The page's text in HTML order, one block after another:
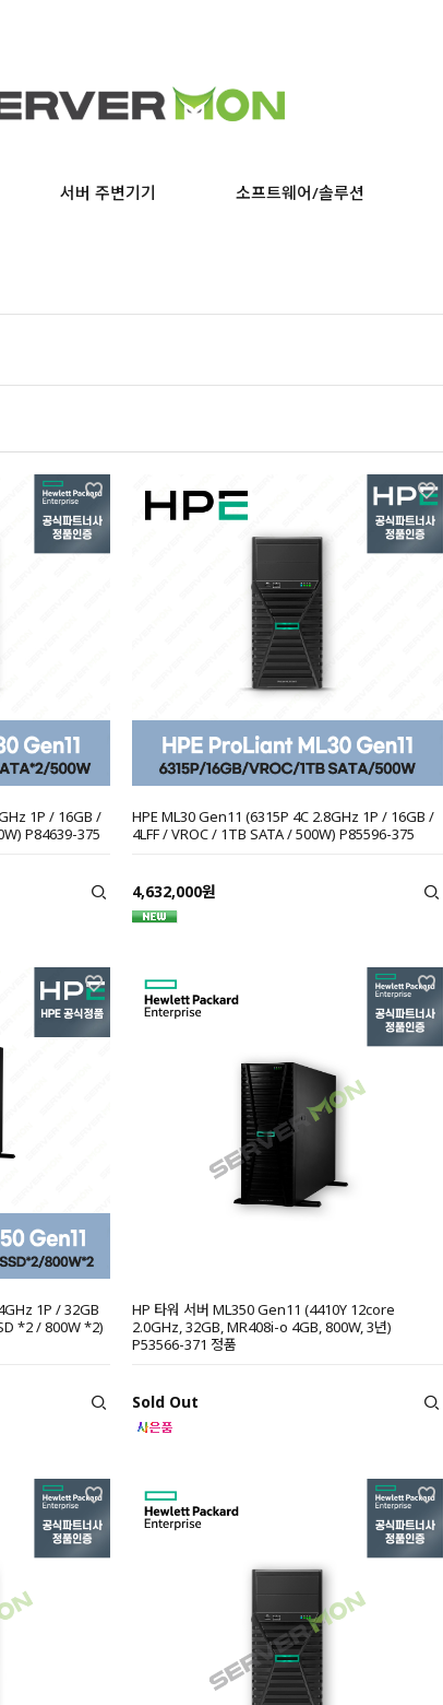
서버 주변기기 소프트웨어/솔루션
1P / 16GB /
P84639-375
HPE ML30 Gen11 (6315P 4C 2.8GHz 1P / 16GB /
4LFF / VROC / 1TB SATA / 500W) P85596-375
4,632,000원
1P / 32GB
*2 / 800W *2)
HP 타워 서버 ML350 Gen11 (4410Y 12core
2.0GHz, 32GB, MR408i-o 4GB, 800W, 3년)
P53566-371 정품
Sold Out